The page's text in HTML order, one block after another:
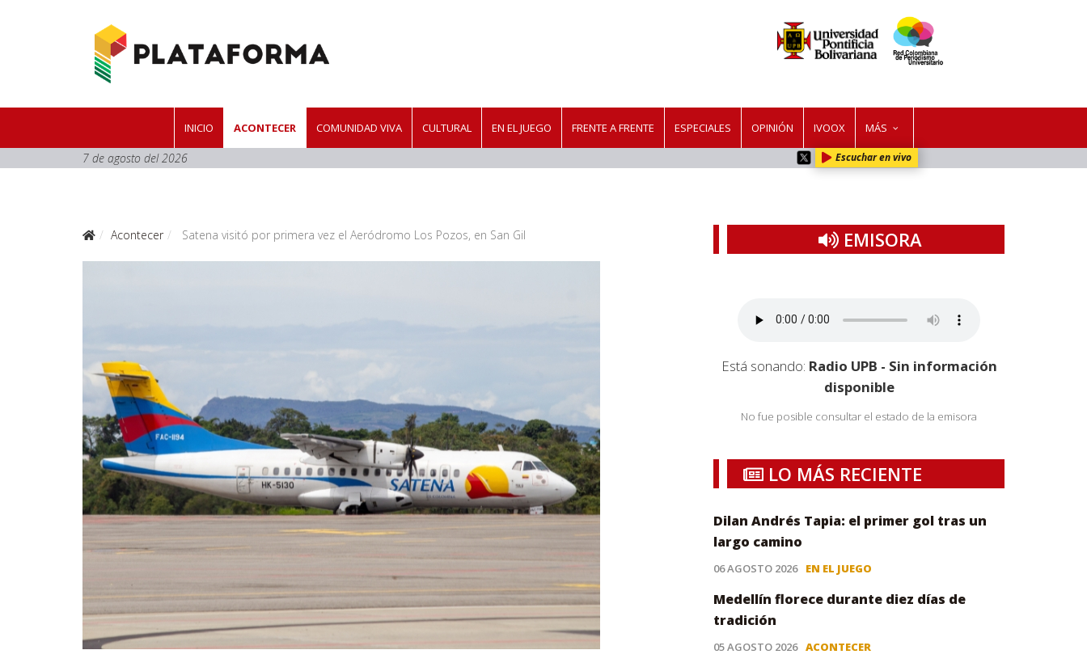
INICIO ACONTECER COMUNIDAD VIVA CULTURAL EN EL JUEGO FRENTE A FRENTE ESPECIALES OPINIÓN IVOOX MÁS
7 de agosto del 2026 Escuchar en vivo
Acontecer Satena visitó por primera vez el Aeródromo Los Pozos, en San Gil EMISORA
Está sonando: Radio UPB - Sin información
disponible
No fue posible consultar el estado de la emisora
LO MÁS RECIENTE
Dilan Andrés Tapia: el primer gol tras un
largo camino
06 AGOSTO 2026 EN EL JUEGO
Medellín florece durante diez días de
tradición
05 AGOSTO 2026 ACONTECER